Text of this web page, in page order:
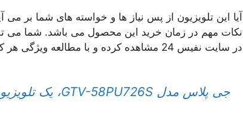
آیا این تلویزیون از پس نیاز ها و خواسته های شما بر می
نکات مهم در زمان خرید این محصول می باشد. شما می
در سایت نفیس 24 مشاهده کرده و با مطالعه ویژگی هر کدام، آن ها را با یکدیگر مقایسه کنید.
جی پلاس مدل GTV-58PU726S، یک تلویزیون هوشمند